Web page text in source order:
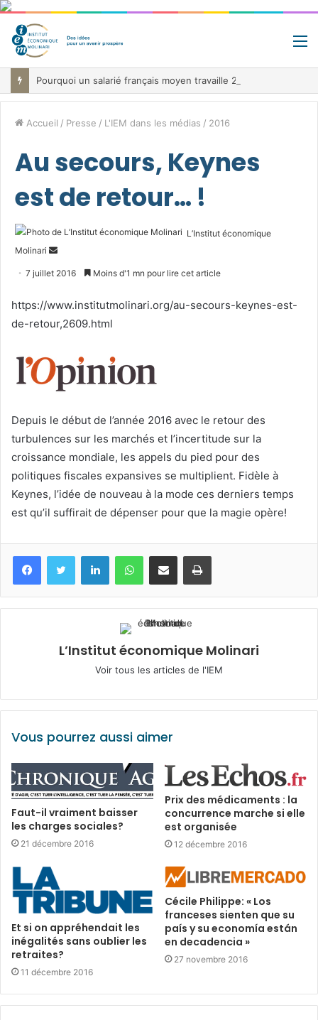
Accueil / Presse / L'IEM dans les médias / 2016
Au secours, Keynes
est de retour… !
L’Institut économique
Molinari
Envoyer
7 juillet 2016 Moins d'1 mn pour lire cet article
https://www.institutmolinari.org/au-secours-keynes-est-
de-retour,2609.html
Depuis le début de l’année 2016 avec le retour des
turbulences sur les marchés et l’incertitude sur la
croissance mondiale, les appels du pied pour des
politiques fiscales expansives se multiplient. Fidèle à
Keynes, l’idée de nouveau à la mode ces derniers temps
est qu’il suffirait de dépenser pour que la magie opère!
FacebookTwitter LinkedinWhatsApp
Partagez par mail Imprimez
L’Institut économique Molinari
Voir tous les articles de l'IEM
Vous pourrez aussi aimer
Faut-il vraiment baisser
les charges sociales?
21 décembre 2016
Prix des médicaments : la
concurrence marche si elle
est organisée
12 décembre 2016
Et si on appréhendait les
inégalités sans oublier les
retraites?
11 décembre 2016
Cécile Philippe: « Los
franceses sienten que su
país y su economía están
en decadencia »
27 novembre 2016